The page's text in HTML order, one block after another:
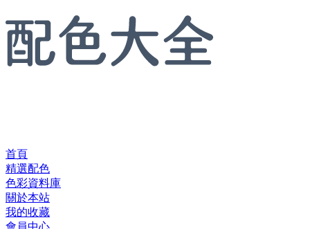
首頁
精選配色
色彩資料庫
關於本站
我的收藏
會員中心